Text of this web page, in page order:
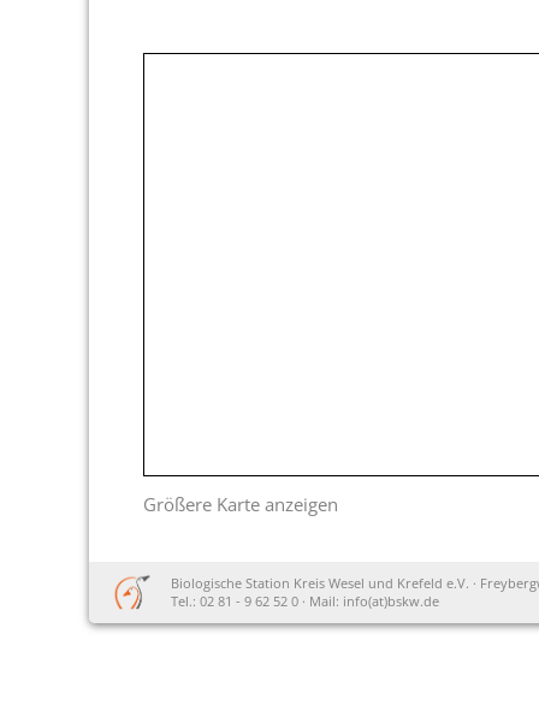
Größere Karte anzeigen
Biologische Station Kreis Wesel und Krefeld e.V. ·
Tel.: 02 81 - 9 62 52 0 · Mail: info(at)bskw.de